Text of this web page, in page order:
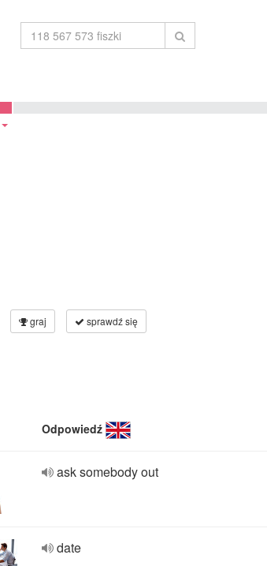
graj sprawdź się
Odpowiedź
ask somebody out
date